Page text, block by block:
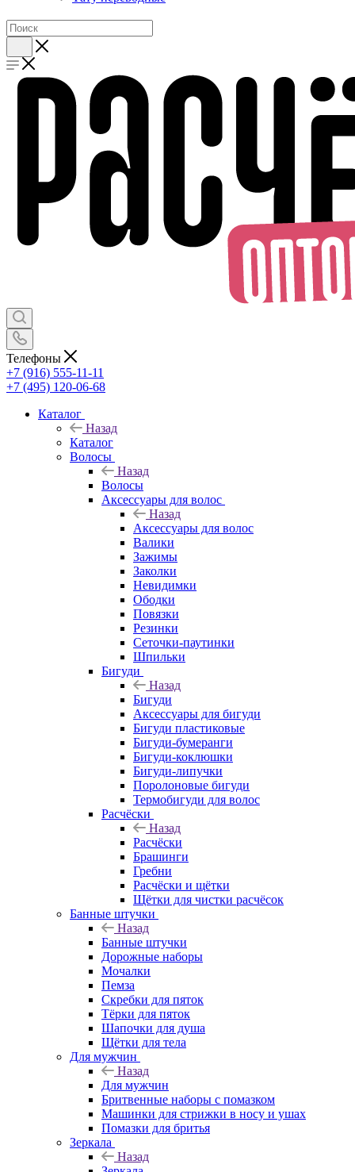
Телефоны
+7 (916) 555-11-11
+7 (495) 120-06-68
Каталог
Назад
Каталог
Волосы
Назад
Волосы
Аксессуары для волос
Назад
Аксессуары для волос
Валики
Зажимы
Заколки
Невидимки
Ободки
Повязки
Резинки
Сеточки-паутинки
Шпильки
Бигуди
Назад
Бигуди
Аксессуары для бигуди
Бигуди пластиковые
Бигуди-бумеранги
Бигуди-коклюшки
Бигуди-липучки
Поролоновые бигуди
Термобигуди для волос
Расчёски
Назад
Расчёски
Брашинги
Гребни
Расчёски и щётки
Щётки для чистки расчёсок
Банные штучки
Назад
Банные штучки
Дорожные наборы
Мочалки
Пемза
Скребки для пяток
Тёрки для пяток
Шапочки для душа
Щётки для тела
Для мужчин
Назад
Для мужчин
Бритвенные наборы с помазком
Машинки для стрижки в носу и ушах
Помазки для бритья
Зеркала
Назад